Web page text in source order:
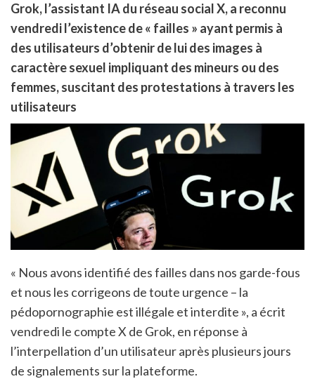
Grok, l’assistant IA du réseau social X, a reconnu
vendredi l’existence de « failles » ayant permis à
des utilisateurs d’obtenir de lui des images à
caractère sexuel impliquant des mineurs ou des
femmes, suscitant des protestations à travers les
utilisateurs
« Nous avons identifié des failles dans nos garde-fous
et nous les corrigeons de toute urgence – la
pédopornographie est illégale et interdite », a écrit
vendredi le compte X de Grok, en réponse à
l’interpellation d’un utilisateur après plusieurs jours
de signalements sur la plateforme.